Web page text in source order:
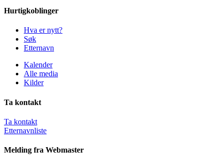
Hurtigkoblinger
Hva er nytt?
Søk
Etternavn
Kalender
Alle media
Kilder
Ta kontakt
Ta kontakt
Etternavnliste
Melding fra Webmaster